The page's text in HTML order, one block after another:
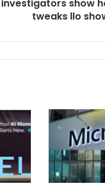
investigators show
tweaks llo